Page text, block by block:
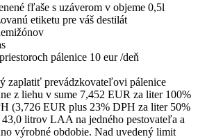
fľaše s uzáverom v objeme 0,5l
etiketu pre váš destilát
pálenice 10 eur /deň
zaplatiť prevádzkovateľovi pálenice
z liehu v sume 7,452 EUR za liter 100%
(3,726 EUR plus 23% DPH za liter 50%
43,0 litrov LAA na jedného pestovateľa a
výrobné obdobie. Nad uvedený limit